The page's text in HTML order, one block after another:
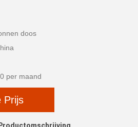
doos
per maand
Prijs